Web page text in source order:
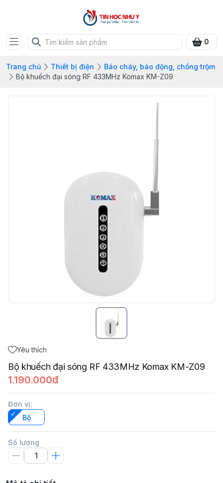
0
Trang chủ Thiết bị điện
Báo cháy, báo động, chống trộm
Bộ khuếch đại sóng RF 433MHz Komax KM-Z09
Yêu thích
Bộ khuếch đại sóng RF 433MHz Komax KM-Z09
1.190.000đ
Đơn vị:
Bộ
Số lượng